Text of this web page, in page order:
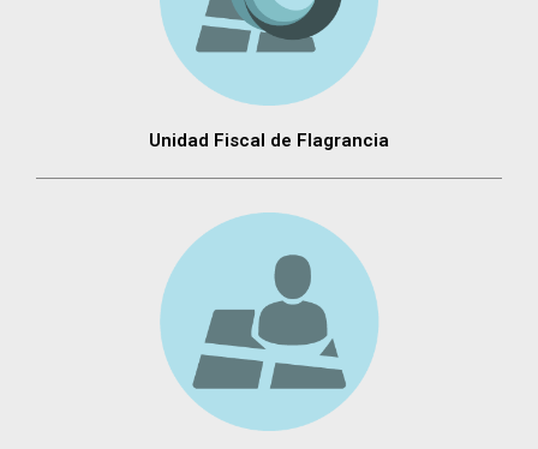
Unidad Fiscal de Flagrancia